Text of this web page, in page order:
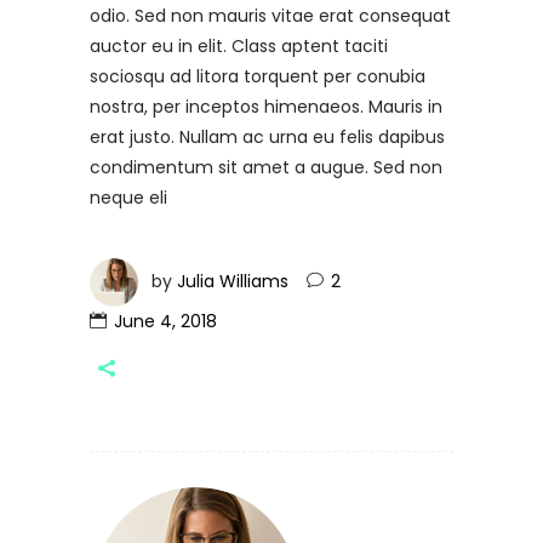
odio. Sed non mauris vitae erat consequat
auctor eu in elit. Class aptent taciti
sociosqu ad litora torquent per conubia
nostra, per inceptos himenaeos. Mauris in
erat justo. Nullam ac urna eu felis dapibus
condimentum sit amet a augue. Sed non
neque eli
by Julia Williams
2
June 4, 2018